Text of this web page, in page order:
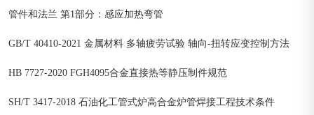
管件和法兰 第1部分：感应加热弯管
GB/T 40410-2021 金属材料 多轴疲劳试验 轴向-扭转应变控制方法
HB 7727-2020 FGH4095合金直接热等静压制件规范
SH/T 3417-2018 石油化工管式炉高合金炉管焊接工程技术条件